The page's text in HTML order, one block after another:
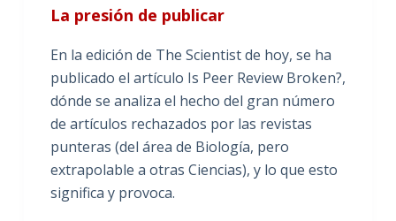
La presión de publicar
En la edición de The Scientist de hoy, se ha
publicado el artículo Is Peer Review Broken?,
dónde se analiza el hecho del gran número
de artículos rechazados por las revistas
punteras (del área de Biología, pero
extrapolable a otras Ciencias), y lo que esto
significa y provoca.